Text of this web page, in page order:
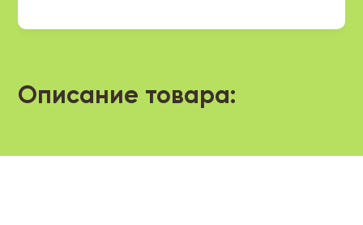
Описание товара: